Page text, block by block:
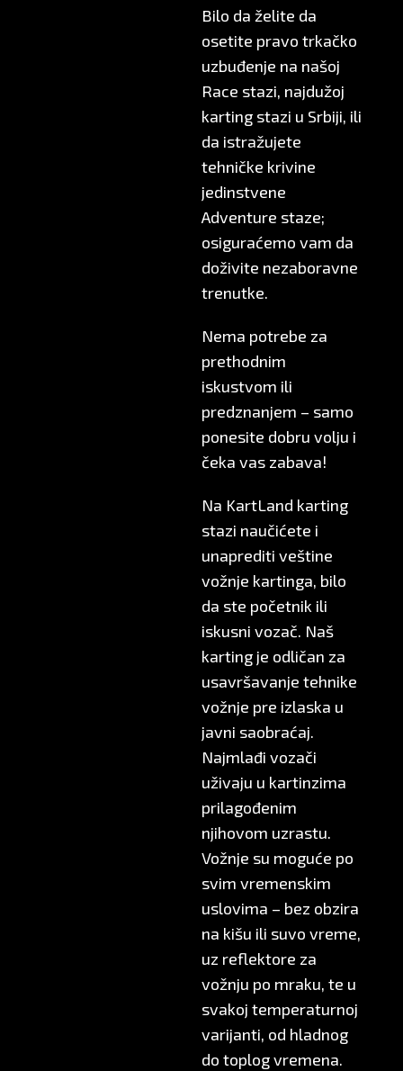
Bilo da želite da
osetite pravo trkačko
uzbuđenje na našoj
Race stazi, najdužoj
karting stazi u Srbiji, ili
da istražujete
tehničke krivine
jedinstvene
Adventure staze;
osiguraćemo vam da
doživite nezaboravne
trenutke.
Nema potrebe za
prethodnim
iskustvom ili
predznanjem – samo
ponesite dobru volju i
čeka vas zabava!
Na KartLand karting
stazi naučićete i
unaprediti veštine
vožnje kartinga, bilo
da ste početnik ili
iskusni vozač. Naš
karting je odličan za
usavršavanje tehnike
vožnje pre izlaska u
javni saobraćaj.
Najmlađi vozači
uživaju u kartinzima
prilagođenim
njihovom uzrastu.
Vožnje su moguće po
svim vremenskim
uslovima – bez obzira
na kišu ili suvo vreme,
uz reflektore za
vožnju po mraku, te u
svakoj temperaturnoj
varijanti, od hladnog
do toplog vremena.